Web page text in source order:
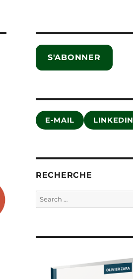
S'ABONNER
E-MAIL LINKEDIN
RECHERCHE
Search
for: